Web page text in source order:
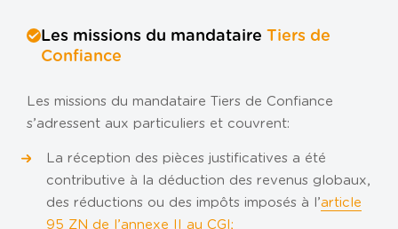
Les missions du mandataire Tiers de
Confiance
Les missions du mandataire Tiers de Confiance
s’adressent aux particuliers et couvrent:
La réception des pièces justificatives a été
contributive à la déduction des revenus globaux,
des réductions ou des impôts imposés à l’article
95 ZN de l’annexe II au CGI;